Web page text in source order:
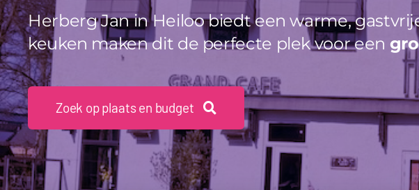
Herberg Jan in Heiloo biedt een warme,
keuken maken dit de perfecte plek voor een
Zoek op plaats en budget